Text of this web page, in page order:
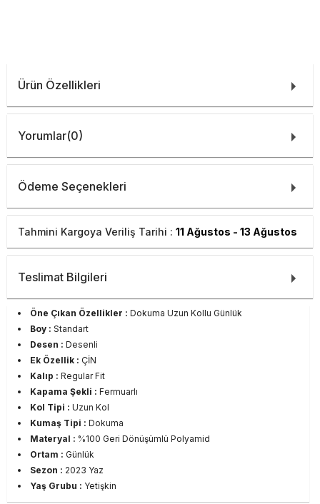
Ürün Özellikleri
Yorumlar(0)
Ödeme Seçenekleri
Tahmini Kargoya Veriliş Tarihi : 11 Ağustos - 13 Ağustos
Teslimat Bilgileri
Öne Çıkan Özellikler : Dokuma Uzun Kollu Günlük
Boy : Standart
Desen : Desenli
Ek Özellik : ÇİN
Kalıp : Regular Fit
Kapama Şekli : Fermuarlı
Kol Tipi : Uzun Kol
Kumaş Tipi : Dokuma
Materyal : %100 Geri Dönüşümlü Polyamid
Ortam : Günlük
Sezon : 2023 Yaz
Yaş Grubu : Yetişkin